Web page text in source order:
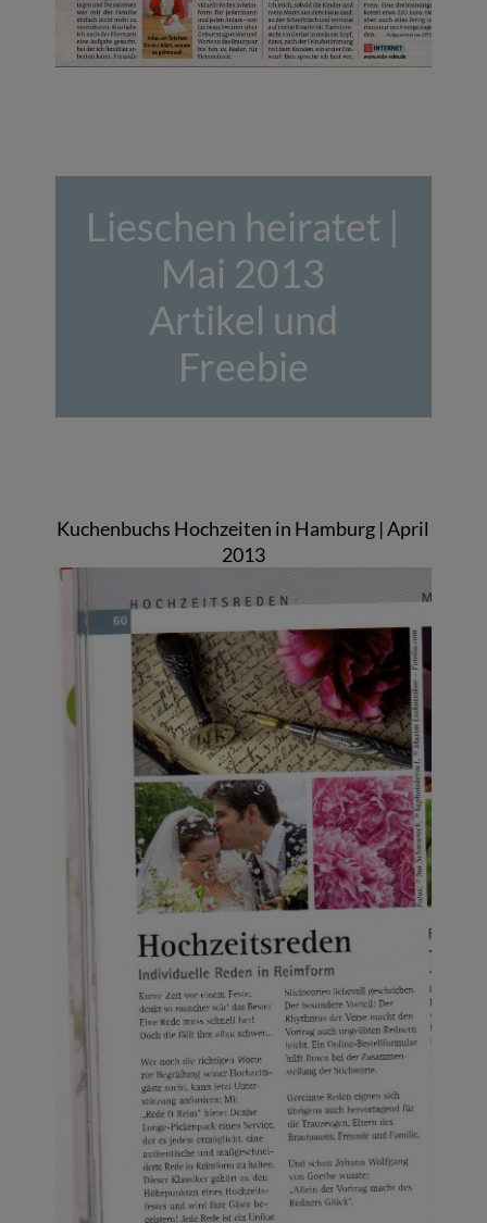
Lieschen heiratet |
Mai 2013
Artikel und
Freebie
Kuchenbuchs Hochzeiten in Hamburg | April
2013